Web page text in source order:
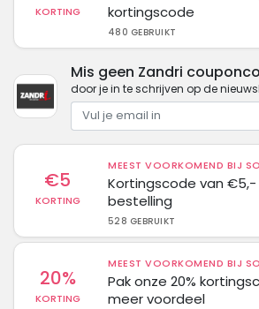
KORTING
kortingscode
480 GEBRUIKT
Mis geen Zandri
door je in te schrijven op de
€5
KORTING
MEEST VOORKOMEND BIJ
Kortingscode van
bestelling
528 GEBRUIKT
20%
KORTING
MEEST VOORKOMEND BIJ
Pak onze 20%
meer voordeel